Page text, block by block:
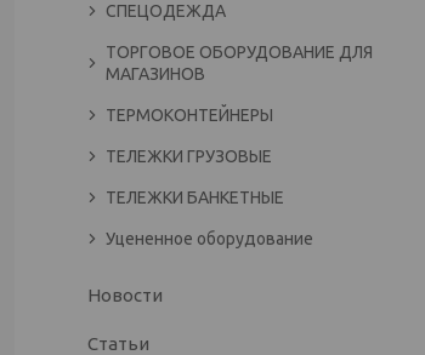
СПЕЦОДЕЖДА
ТОРГОВОЕ ОБОРУДОВАНИЕ ДЛЯ
МАГАЗИНОВ
ТЕРМОКОНТЕЙНЕРЫ
ТЕЛЕЖКИ ГРУЗОВЫЕ
ТЕЛЕЖКИ БАНКЕТНЫЕ
Уцененное оборудование
Новости
Статьи